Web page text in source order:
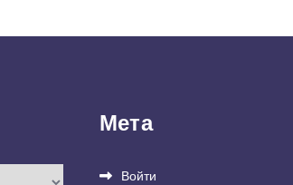
Мета
Войти